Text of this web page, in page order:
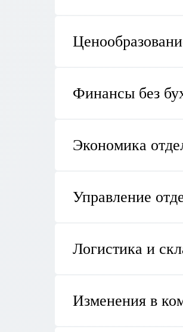
Финансы без
Экономика
Управление
Логистика и
Изменения в